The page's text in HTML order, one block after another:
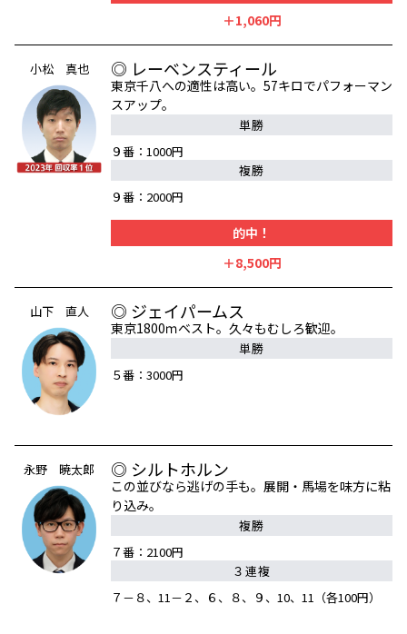
＋1,060円
小松 真也 ◎ レーベンスティール
東京千八への適性は高い。57キロでパフォーマン
スアップ。
単勝
９番：1000円
複勝
９番：2000円
的中！
＋8,500円
山下 直人 ◎ ジェイパームス
東京1800ｍベスト。久々もむしろ歓迎。
単勝
５番：3000円
永野 暁太郎 ◎ シルトホルン
この並びなら逃げの手も。展開・馬場を味方に粘
り込み。
複勝
７番：2100円
３連複
７－８、11－２、６、８、９、10、11（各100円）